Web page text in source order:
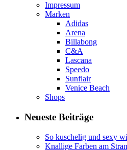
Impressum
Marken
Adidas
Arena
Billabong
C&A
Lascana
Speedo
Sunflair
Venice Beach
Shops
Neueste Beiträge
So kuschelig und sexy
Knallige Farben am